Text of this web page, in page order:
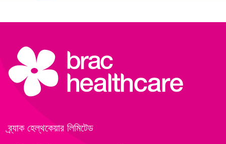
ব্র্যাক হেল্‌থকেয়ার লিমিটেড